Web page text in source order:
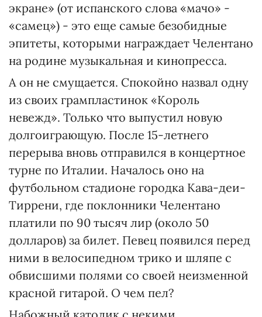
экране» (от испанского слова «мачо» -
«самец») - это еще самые безобидные
эпитеты, которыми награждает Челентано
на родине музыкальная и кинопресса.
А он не смущается. Спокойно назвал одну
из своих грампластинок «Король
невежд». Только что выпустил новую
долгоиграющую. После 15-летнего
перерыва вновь отправился в концертное
турне по Италии. Началось оно на
футбольном стадионе городка Кава-деи-
Тиррени, где поклонники Челентано
платили по 90 тысяч лир (около 50
долларов) за билет. Певец появился перед
ними в велосипедном трико и шляпе с
обвисшими полями со своей неизменной
красной гитарой. О чем пел?